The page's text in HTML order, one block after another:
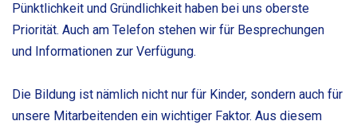
Pünktlichkeit und Gründlichkeit haben bei uns oberste
Priorität. Auch am Telefon stehen wir für Besprechungen
und Informationen zur Verfügung.
Die Bildung ist nämlich nicht nur für Kinder, sondern auch für
unsere Mitarbeitenden ein wichtiger Faktor. Aus diesem